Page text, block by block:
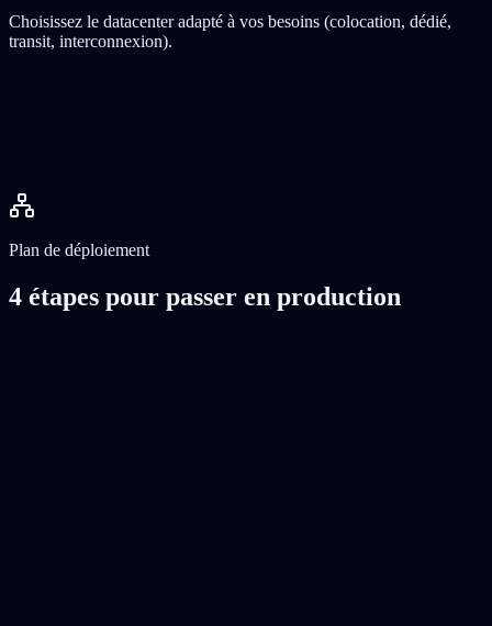
Choisissez le datacenter adapté à vos besoins (colocation, dédié,
transit, interconnexion).
Plan de déploiement
4 étapes pour passer en production